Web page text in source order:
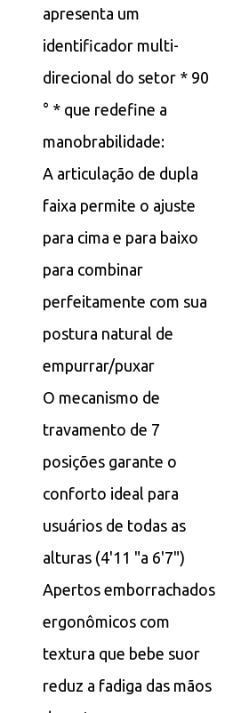
apresenta um
identificador multi-
direcional do setor * 90
° * que redefine a
manobrabilidade:
A articulação de dupla
faixa permite o ajuste
para cima e para baixo
para combinar
perfeitamente com sua
postura natural de
empurrar/puxar
O mecanismo de
travamento de 7
posições garante o
conforto ideal para
usuários de todas as
alturas (4'11 "a 6'7")
Apertos emborrachados
ergonômicos com
textura que bebe suor
reduz a fadiga das mãos